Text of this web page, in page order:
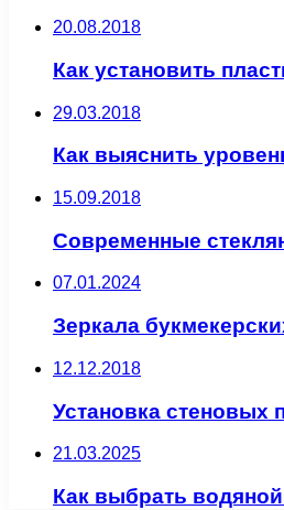
20.08.2018
Как установить
29.03.2018
Как выяснить
15.09.2018
Современные
07.01.2024
Зеркала
12.12.2018
Установка стеновых
21.03.2025
Как выбрать